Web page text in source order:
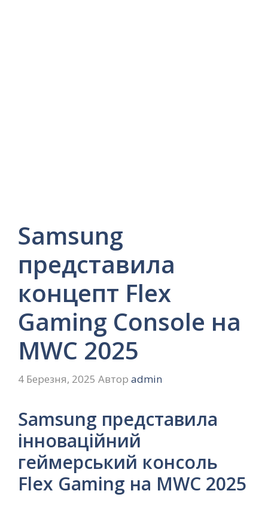
Samsung
представила
концепт Flex
Gaming Console на
MWC 2025
4 Березня, 2025 Автор admin
Samsung представила
інноваційний
геймерський консоль
Flex Gaming на MWC 2025